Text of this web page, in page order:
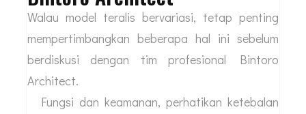
Walau model teralis bervariasi, tetap penting
mempertimbangkan beberapa hal ini sebelum
berdiskusi dengan tim profesional Bintoro
Architect.
Fungsi dan keamanan, perhatikan ketebalan